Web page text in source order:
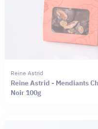
Reine Astrid
Reine Astrid - Mendiants
Noir 100g